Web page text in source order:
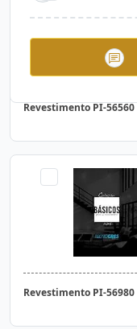
Revestimento PI-56560
Revestimento PI-56980